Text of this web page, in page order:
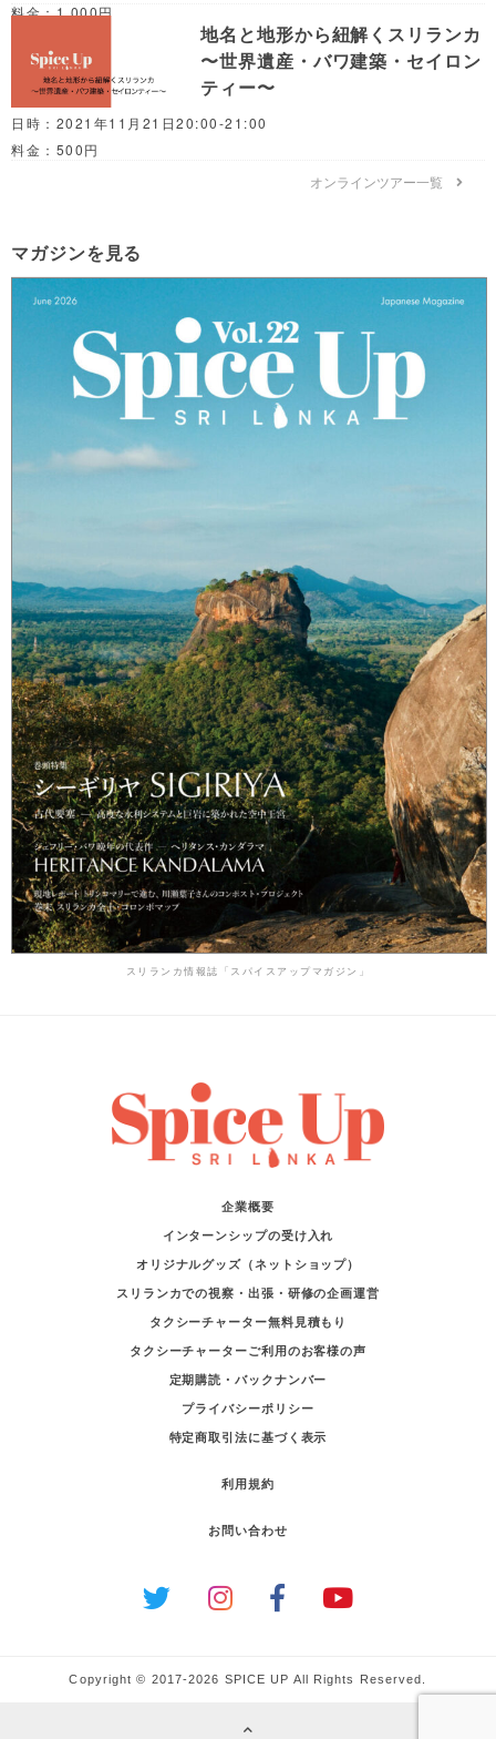
料金：1,000円
地名と地形から紐解くスリランカ
〜世界遺産・バワ建築・セイロン
ティー〜
日時：2021年11月21日20:00-21:00
料金：500円
オンラインツアー一覧
マガジンを見る
スリランカ情報誌「スパイスアップマガジン」
企業概要
インターンシップの受け入れ
オリジナルグッズ（ネットショップ）
スリランカでの視察・出張・研修の企画運営
タクシーチャーター無料見積もり
タクシーチャーターご利用のお客様の声
定期購読・バックナンバー
プライバシーポリシー
特定商取引法に基づく表示
利用規約
お問い合わせ
Copyright © 2017-2026 SPICE UP All Rights Reserved.